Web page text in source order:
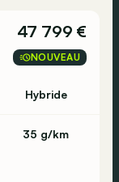
47 799 €
NOUVEAU
Hybride
35 g/km